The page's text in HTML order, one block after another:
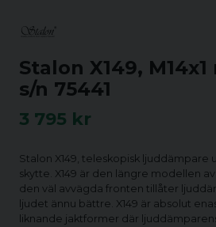
Stalon X149,
s/n 75441
3 795 kr
Stalon X149, teleskopisk ljuddämpare
skytte. X149 är den längre modellen
den väl avvägda fronten tillåter
ljudet ännu bättre. X149 är absolut
liknande jaktformer där